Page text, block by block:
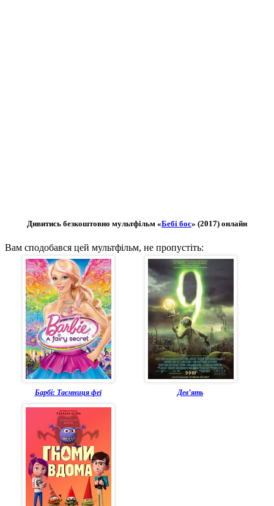
Дивитись безкоштовно мультфільм «Бебі бос» (2017) онлайн
Вам сподобався цей мультфільм, не пропустіть:
Барбі: Таємниця феї Дев’ять